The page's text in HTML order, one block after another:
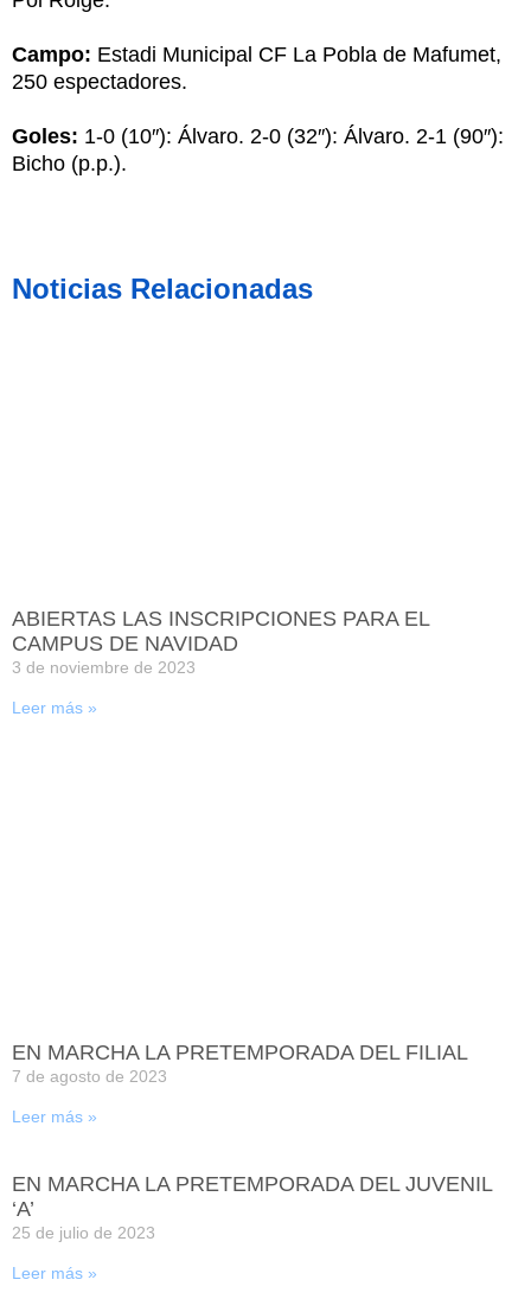
Campo: Estadi Municipal CF La Pobla de Mafumet,
250 espectadores.
Goles: 1-0 (10″): Álvaro. 2-0 (32″): Álvaro. 2-1 (90″):
Bicho (p.p.).
Noticias Relacionadas
ABIERTAS LAS INSCRIPCIONES PARA EL
CAMPUS DE NAVIDAD
3 de noviembre de 2023
Leer más »
EN MARCHA LA PRETEMPORADA DEL FILIAL
7 de agosto de 2023
Leer más »
EN MARCHA LA PRETEMPORADA DEL JUVENIL
‘A’
25 de julio de 2023
Leer más »